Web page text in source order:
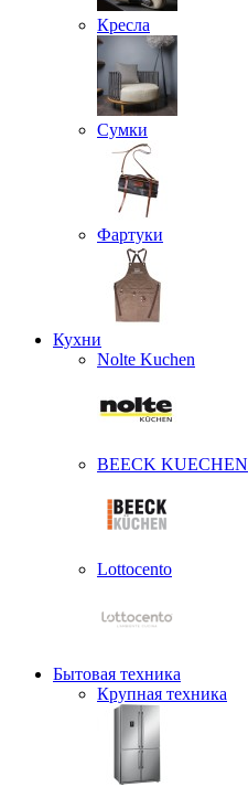
Кресла
Сумки
Фартуки
Кухни
Nolte Kuchen
BEECK KUECHEN
Lottocento
Бытовая техника
Крупная техника